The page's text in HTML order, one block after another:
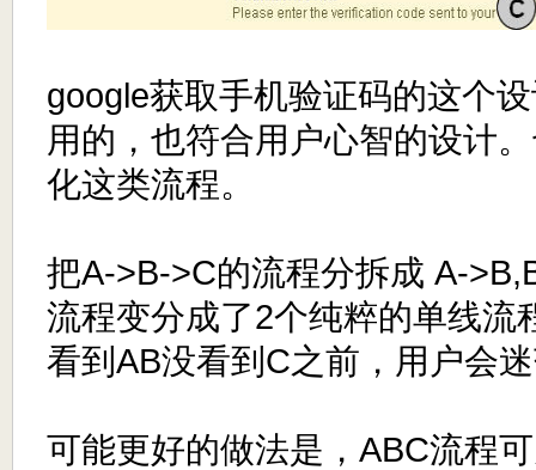
google获取手机验证码的这个
用的，也符合用户心智的设计
化这类流程。
把A->B->C的流程分拆成 A-
流程变分成了2个纯粹的单线流
看到AB没看到C之前，用户会
可能更好的做法是，ABC流程